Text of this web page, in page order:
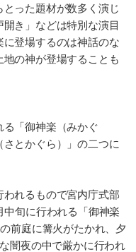
った題材が数多く演じ
き」などは特別な演目
登場するのは神話のな
の神が登場することも
「御神楽（みかぐ
とかぐら）」の二つに
われるもので宮内庁式部
旬に行われる「御神楽
前庭に篝火がたかれ、夕
闇夜の中で厳かに行われ